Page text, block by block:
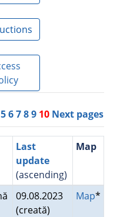
56789 10 Next pages
Last
update
(ascending)
Map
09.08.2023
(creată)
Map*